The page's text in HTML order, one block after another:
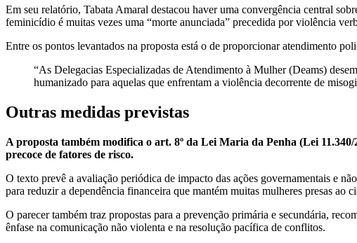
Em seu relatório, Tabata Amaral destacou haver uma convergência central
feminicídio é muitas vezes uma “morte anunciada” precedida por violência
Entre os pontos levantados na proposta está o de proporcionar atendimento
“As Delegacias Especializadas de Atendimento à Mulher (Deams)
humanizado para aquelas que enfrentam a violência decorrente de
Outras medidas previstas
A proposta também modifica o art. 8º da Lei Maria da Penha (Lei
precoce de fatores de risco.
O texto prevê a avaliação periódica de impacto das ações governamentais e
para reduzir a dependência financeira que mantém muitas mulheres presas ao
O parecer também traz propostas para a prevenção primária e secundária,
ênfase na comunicação não violenta e na resolução pacífica de conflitos.